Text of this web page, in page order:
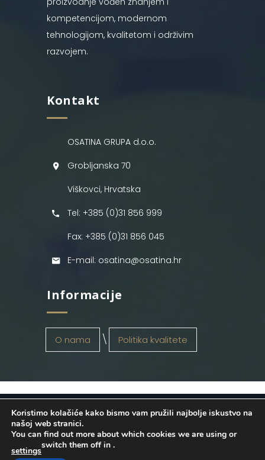
kompetencijom, modernom
tehnologijom, kvalitetom i održivim
razvojem.
Kontakt
OSATINA GRUPA d.o.o.
Grobljanska 70
Viškovci, Hrvatska
Tel: +385 (0)31 856 999
Fax: +385 (0)31 856 045
E-mail: osatina@osatina.hr
Informacije
O nama Politika kvalitete
OSATINA GRUPA d.o.o. 2026
. Configured
byINFOS Osijek. Sva prava pridržana.
Koristimo kolačiće kako bismo vam pružili najbolje iskustvo na
našoj web stranici.
You can find out more about which cookies we are using or
switch them off in
settings
.